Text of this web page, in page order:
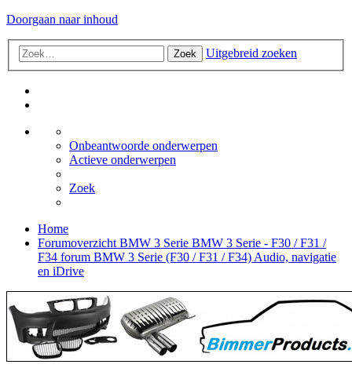
Doorgaan naar inhoud
Zoek Uitgebreid zoeken
Onbeantwoorde onderwerpen
Actieve onderwerpen
Zoek
Home
Forumoverzicht BMW 3 Serie BMW 3 Serie - F30 / F31 /
F34 forum BMW 3 Serie (F30 / F31 / F34) Audio, navigatie
en iDrive